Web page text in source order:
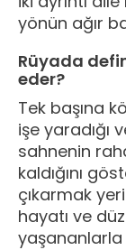
yönün ağır
Rüyada
eder?
Tek başına
işe yaradığı
sahnenin
kaldığını
çıkarmak
hayatı ve
yaşananlarla